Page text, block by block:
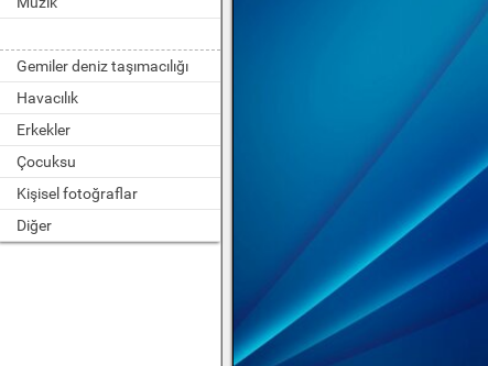
Gemiler deniz taşımacılığı
Havacılık
Erkekler
Çocuksu
Kişisel fotoğraflar
Diğer